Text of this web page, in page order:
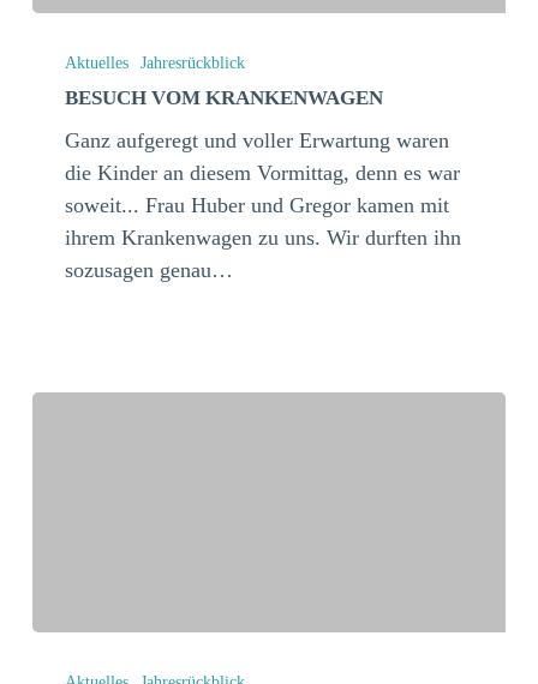
vom
Krankenwagen
Aktuelles Jahresrückblick
BESUCH VOM KRANKENWAGEN
Ganz aufgeregt und voller Erwartung waren
die Kinder an diesem Vormittag, denn es war
soweit... Frau Huber und Gregor kamen mit
ihrem Krankenwagen zu uns. Wir durften ihn
sozusagen genau…
Familienfest: